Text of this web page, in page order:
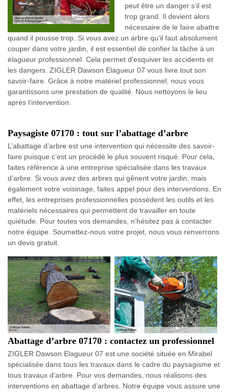
peut être un danger s’il est
trop grand. Il devient alors
nécessaire de le faire abattre
quand il pousse trop. Si vous avez un arbre qu’il faut absolument
couper dans votre jardin, il est essentiel de confier la tâche à un
élagueur professionnel. Cela permet d'esquiver les accidents et
les dangers. ZIGLER Dawson Elagueur 07 vous livre tout son
savoir-faire. Grâce à notre matériel professionnel, nous vous
garantissons une prestation de qualité. Nous nettoyons le lieu
après l’intervention.
Paysagiste 07170 : tout sur l’abattage d’arbre
L’abattage d’arbre est une intervention qui nécessite des savoir-
faire puisque c’est un procédé le plus souvent risqué. Pour cela,
faites référence à une entreprise spécialisée dans les travaux
d’arbre. Si vous avez des arbres qui gênent votre jardin, mais
également votre voisinage, faites appel pour des interventions. En
effet, les entreprises professionnelles possèdent les outils et les
matériels nécessaires qui permettent de travailler en toute
quiétude. Pour toutes vos demandes, n’hésitez pas à contacter
notre équipe. Soumettez-nous votre projet, nous vous renverrons
un devis gratuit.
Abattage d’arbre 07170 : contactez un professionnel
ZIGLER Dawson Elagueur 07 est une société située en Mirabel
spécialisée dans tous les travaux dans le cadre du paysagisme et
tous travaux d’arbre. Pour vos demandes, nous réalisons des
interventions en abattage d’arbres. Notre équipe vous assure une